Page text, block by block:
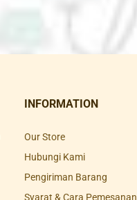
INFORMATION
Our Store
Hubungi Kami
Pengiriman Barang
Syarat & Cara Pemesanan